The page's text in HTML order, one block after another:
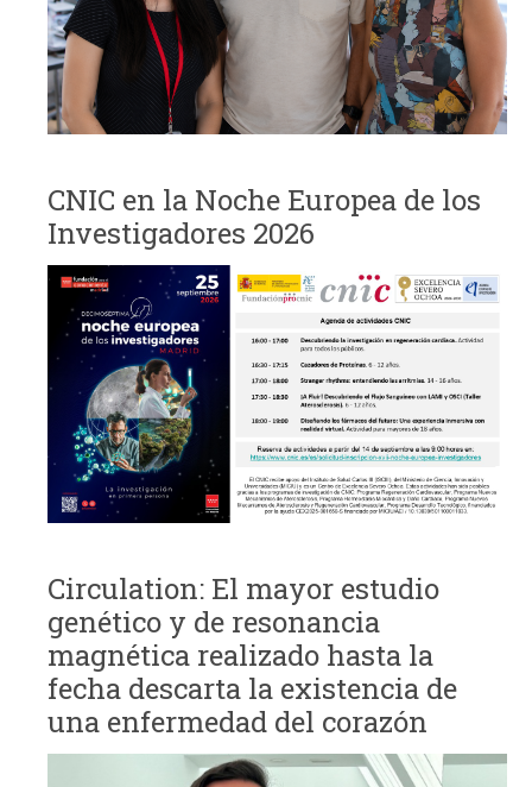
CNIC en la Noche Europea de los
Investigadores 2026
Circulation: El mayor estudio
genético y de resonancia
magnética realizado hasta la
fecha descarta la existencia de
una enfermedad del corazón